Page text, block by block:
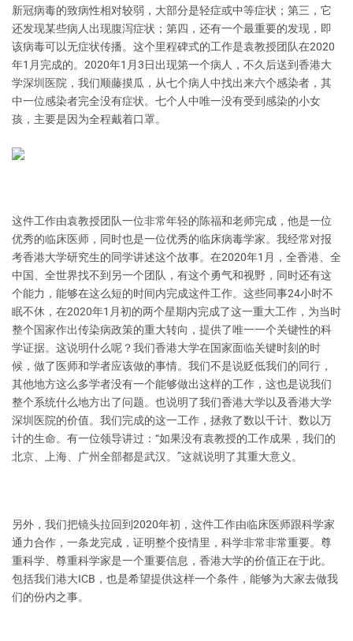
新冠病毒的致病性相对较弱，大部分是轻症或中等症状；第三，它
还发现某些病人出现腹泻症状；第四，还有一个最重要的发现，即
该病毒可以无症状传播。这个里程碑式的工作是袁教授团队在2020
年1月完成的。2020年1月3日出现第一个病人，不久后送到香港大
学深圳医院，我们顺藤摸瓜，从七个病人中找出来六个感染者，其
中一位感染者完全没有症状。七个人中唯一没有受到感染的小女
孩，主要是因为全程戴着口罩。
这件工作由袁教授团队一位非常年轻的陈福和老师完成，他是一位
优秀的临床医师，同时也是一位优秀的临床病毒学家。我经常对报
考香港大学研究生的同学讲述这个故事。在2020年1月，全香港、全
中国、全世界找不到另一个团队，有这个勇气和视野，同时还有这
个能力，能够在这么短的时间内完成这件工作。这些同事24小时不
眠不休，在2020年1月初的两个星期内完成了这一重大工作，为当时
整个国家作出传染病政策的重大转向，提供了唯一一个关键性的科
学证据。这说明什么呢？我们香港大学在国家面临关键时刻的时
候，做了医师和学者应该做的事情。我们不是说贬低我们的同行，
其他地方这么多学者没有一个能够做出这样的工作，这也是说我们
整个系统什么地方出了问题。也说明了我们香港大学以及香港大学
深圳医院的价值。我们完成的这一工作，拯救了数以千计、数以万
计的生命。有一位领导讲过：“如果没有袁教授的工作成果，我们的
北京、上海、广州全部都是武汉。”这就说明了其重大意义。
另外，我们把镜头拉回到2020年初，这件工作由临床医师跟科学家
通力合作，一条龙完成，证明整个疫情里，科学非常非常重要。尊
重科学、尊重科学家是一个重要信息，香港大学的价值正在于此。
包括我们港大ICB，也是希望提供这样一个条件，能够为大家去做我
们的份内之事。